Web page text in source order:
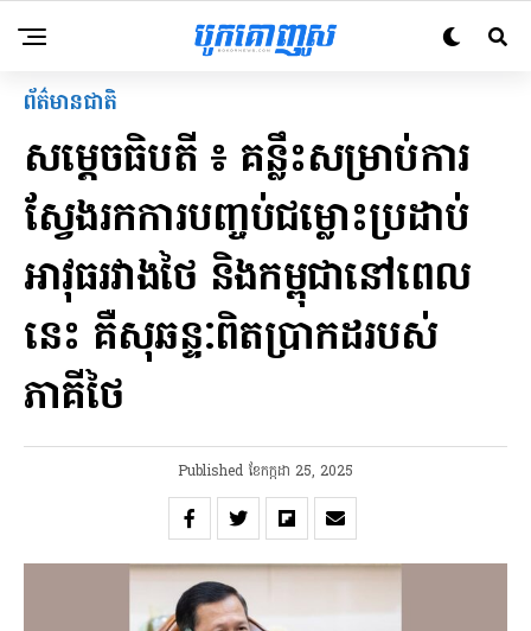
ព័ត៌មានជាតិ
សម្តេចធិបតី ៖ គន្លឹះសម្រាប់ការ
ស្វែងរកការបញ្ចប់ជម្លោះប្រដាប់
អាវុធរវាងថៃ និងកម្ពុជានៅពេល
នេះ គឺសុឆន្ទៈពិតប្រាកដរបស់
ភាគីថៃ
Published ខែ​កក្កដា 25, 2025